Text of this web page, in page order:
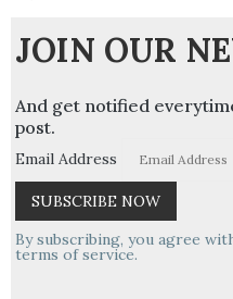
JOIN OUR
And get notified
post.
Email Address
By subscribing, you agree
terms of service.